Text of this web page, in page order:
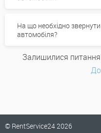
На що необхідно
автомобіля?
Залишилися
© RentService24 2026